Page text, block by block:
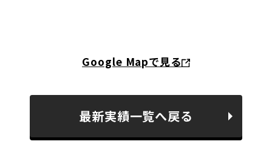
Google Mapで見る
最新実績一覧へ戻る